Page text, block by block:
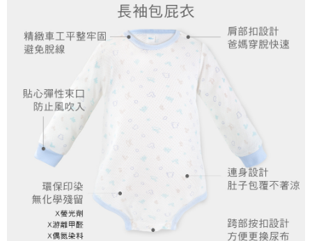
４．使用「AFTEE先享後付」時，將依據個別帳號之用戶狀況，依本公司即
時審查核予不同之上限額度；若仍有額度不足之情形，本公司將視審查結果
請求用戶進行身份認證。
５．嚴禁一人註冊多個帳號或使用他人資訊註冊。若發現惡意使用之情形，
恩沛科技股份有限公司將有權停止該用戶之使用額度並採取法律行動。